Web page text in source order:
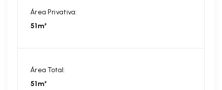
Área Privativa:
51m²
Área Total:
51m²